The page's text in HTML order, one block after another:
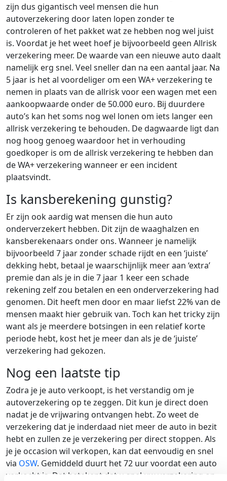
zijn dus gigantisch veel mensen die hun
autoverzekering door laten lopen zonder te
controleren of het pakket wat ze hebben nog wel juist
is. Voordat je het weet hoef je bijvoorbeeld geen Allrisk
verzekering meer. De waarde van een nieuwe auto daalt
namelijk erg snel. Veel sneller dan na een aantal jaar. Na
5 jaar is het al voordeliger om een WA+ verzekering te
nemen in plaats van de allrisk voor een wagen met een
aankoopwaarde onder de 50.000 euro. Bij duurdere
auto’s kan het soms nog wel lonen om iets langer een
allrisk verzekering te behouden. De dagwaarde ligt dan
nog hoog genoeg waardoor het in verhouding
goedkoper is om de allrisk verzekering te hebben dan
de WA+ verzekering wanneer er een incident
plaatsvindt.
Is kansberekening gunstig?
Er zijn ook aardig wat mensen die hun auto
onderverzekert hebben. Dit zijn de waaghalzen en
kansberekenaars onder ons. Wanneer je namelijk
bijvoorbeeld 7 jaar zonder schade rijdt en een ‘juiste’
dekking hebt, betaal je waarschijnlijk meer aan ‘extra’
premie dan als je in die 7 jaar 1 keer een schade
rekening zelf zou betalen en een onderverzekering had
genomen. Dit heeft men door en maar liefst 22% van de
mensen maakt hier gebruik van. Toch kan het tricky zijn
want als je meerdere botsingen in een relatief korte
periode hebt, kost het je meer dan als je de ‘juiste’
verzekering had gekozen.
Nog een laatste tip
Zodra je je auto verkoopt, is het verstandig om je
autoverzekering op te zeggen. Dit kun je direct doen
nadat je de vrijwaring ontvangen hebt. Zo weet de
verzekering dat je inderdaad niet meer de auto in bezit
hebt en zullen ze je verzekering per direct stoppen. Als
je je occasion wil verkopen, kan dat eenvoudig en snel
via OSW. Gemiddeld duurt het 72 uur voordat een auto
verkocht is. Dat betekent dat u snel uw verzekering op